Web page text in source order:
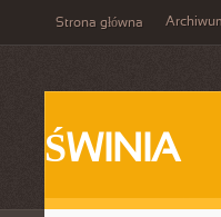
Strona główna
ŚWINIA